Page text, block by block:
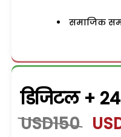
समाजिक
डिजिटल +
USD150